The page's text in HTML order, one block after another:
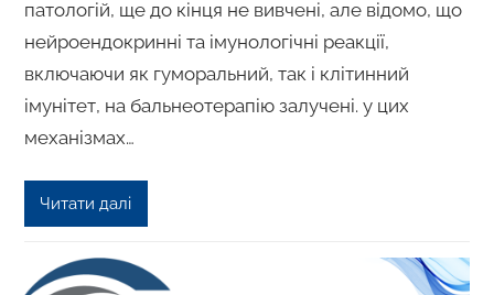
патологій, ще до кінця не вивчені, але відомо, що
нейроендокринні та імунологічні реакції,
включаючи як гуморальний, так і клітинний
імунітет, на бальнеотерапію залучені. у цих
механізмах…
Читати далі